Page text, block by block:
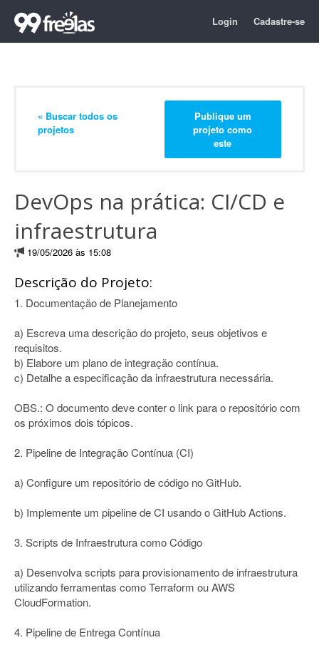
Login Cadastre-se
« Buscar todos os
projetos
Publique um
projeto como
este
DevOps na prática: CI/CD e
infraestrutura
19/05/2026 às 15:08
Descrição do Projeto:
1. Documentação de Planejamento
a) Escreva uma descrição do projeto, seus objetivos e
requisitos.
b) Elabore um plano de integração contínua.
c) Detalhe a especificação da infraestrutura necessária.
OBS.: O documento deve conter o link para o repositório com
os próximos dois tópicos.
2. Pipeline de Integração Contínua (CI)
a) Configure um repositório de código no GitHub.
b) Implemente um pipeline de CI usando o GitHub Actions.
3. Scripts de Infraestrutura como Código
a) Desenvolva scripts para provisionamento de infraestrutura
utilizando ferramentas como Terraform ou AWS
CloudFormation.
4. Pipeline de Entrega Contínua